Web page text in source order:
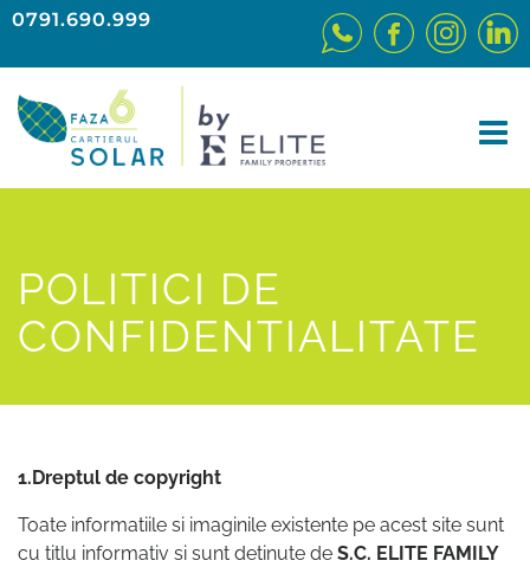
0791.690.999
POLITICI DE
CONFIDENTIALITATE
1.Dreptul de copyright
Toate informatiile si imaginile existente pe acest site sunt
cu titlu informativ si sunt detinute de S.C. ELITE FAMILY